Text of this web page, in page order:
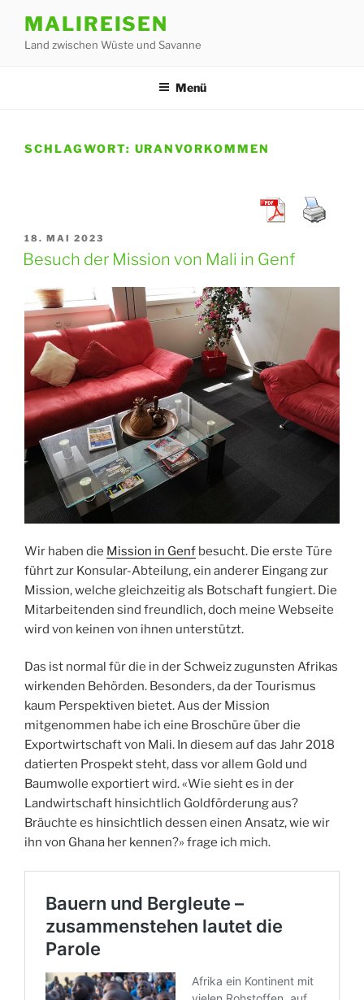
Inhalt
springen
MALIREISEN
Land zwischen Wüste und Savanne
Menü
SCHLAGWORT: URANVORKOMMEN
VERÖFFENTLICHT
AM
18. MAI 2023
Besuch der Mission von Mali in Genf
Wir haben die Mission in Genf besucht. Die erste Türe
führt zur Konsular-Abteilung, ein anderer Eingang zur
Mission, welche gleichzeitig als Botschaft fungiert. Die
Mitarbeitenden sind freundlich, doch meine Webseite
wird von keinen von ihnen unterstützt.
Das ist normal für die in der Schweiz zugunsten Afrikas
wirkenden Behörden. Besonders, da der Tourismus
kaum Perspektiven bietet. Aus der Mission
mitgenommen habe ich eine Broschüre über die
Exportwirtschaft von Mali. In diesem auf das Jahr 2018
datierten Prospekt steht, dass vor allem Gold und
Baumwolle exportiert wird. «Wie sieht es in der
Landwirtschaft hinsichtlich Goldförderung aus?
Bräuchte es hinsichtlich dessen einen Ansatz, wie wir
ihn von Ghana her kennen?» frage ich mich.